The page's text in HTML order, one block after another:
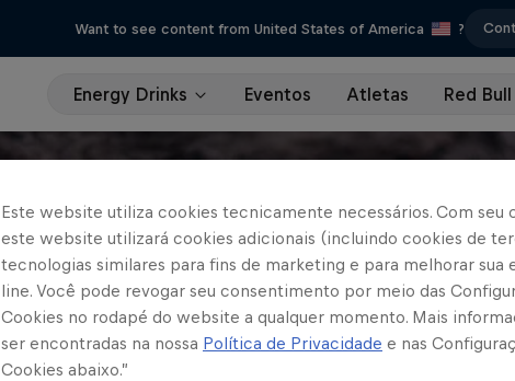
Want to see content from United States of America ?
Energy Drinks Eventos Atletas Red
Este website utiliza cookies tecnicamente necessários. Com seu
este website utilizará cookies adicionais (incluindo cookies de
tecnologias similares para fins de marketing e para melhorar sua
line. Você pode revogar seu consentimento por meio das
Cookies no rodapé do website a qualquer momento. Mais
ser encontradas na nossa Política de Privacidade e nas
Cookies abaixo.”